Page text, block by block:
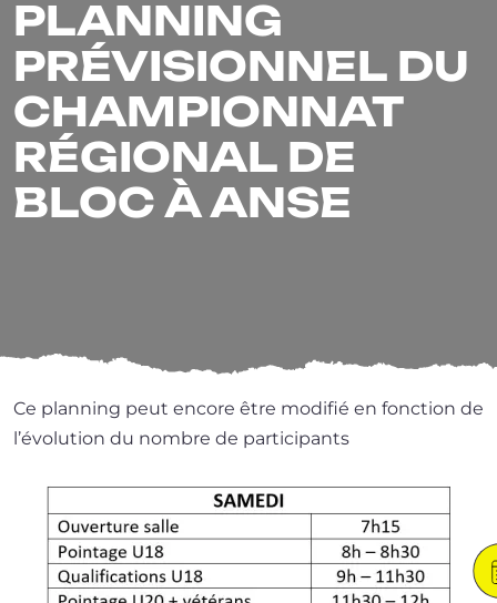
PLANNING
PRÉVISIONNEL DU
CHAMPIONNAT
RÉGIONAL DE
BLOC À ANSE
Ce plan­ning peut encore être modi­fié en fonc­tion de
l’é­vo­lu­tion du nombre de participants